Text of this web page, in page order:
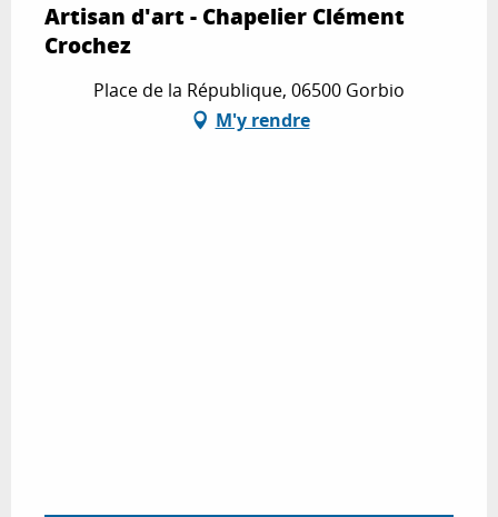
Artisan d'art - Chapelier Clément
Crochez
Place de la République, 06500 Gorbio
M'y rendre